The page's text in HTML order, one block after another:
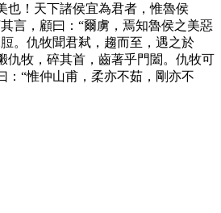
也！天下諸侯宜為君者，惟魯侯
言，顧曰：“爾虜，焉知魯侯之美惡
。仇牧聞君弒，趨而至，遇之於
仇牧，碎其首，齒著乎門闔。仇牧可
：“惟仲山甫，柔亦不茹，剛亦不